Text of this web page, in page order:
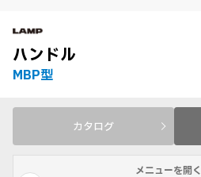
ハンドル
MBP型
カタログ
メニューを開く